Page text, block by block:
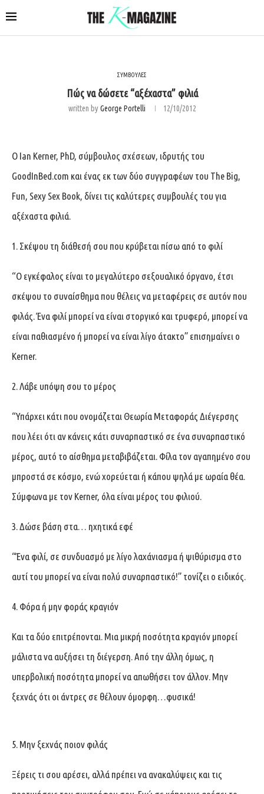
ΣΥΜΒΟΥΛΕΣ
Πώς να δώσετε “αξέχαστα” φιλιά
written byGeorge Portelli 12/10/2012
Ο Ian Kerner, PhD, σύμβουλος σχέσεων, ιδρυτής του
GoodInBed.com και ένας εκ των δύο συγγραφέων του The Big,
Fun, Sexy Sex Book, δίνει τις καλύτερες συμβουλές του για
αξέχαστα φιλιά.
1. Σκέψου τη διάθεσή σου που κρύβεται πίσω από το φιλί
“Ο εγκέφαλος είναι το μεγαλύτερο σεξουαλικό όργανο, έτσι
σκέψου το συναίσθημα που θέλεις να μεταφέρεις σε αυτόν που
φιλάς. Ένα φιλί μπορεί να είναι στοργικό και τρυφερό, μπορεί να
είναι παθιασμένο ή μπορεί να είναι λίγο άτακτο” επισημαίνει ο
Kerner.
2. Λάβε υπόψη σου το μέρος
“Υπάρχει κάτι που ονομάζεται Θεωρία Μεταφοράς Διέγερσης
που λέει ότι αν κάνεις κάτι συναρπαστικό σε ένα συναρπαστικό
μέρος, αυτό το αίσθημα μεταβιβάζεται. Φίλα τον αγαπημένο σου
μπροστά σε κόσμο, ενώ χορεύεται ή κάπου ψηλά με ωραία θέα.
Σύμφωνα με τον Kerner, όλα είναι μέρος του φιλιού.
3. Δώσε βάση στα… ηχητικά εφέ
“Ένα φιλί, σε συνδυασμό με λίγο λαχάνιασμα ή ψιθύρισμα στο
αυτί του μπορεί να είναι πολύ συναρπαστικό!” τονίζει ο ειδικός.
4. Φόρα ή μην φοράς κραγιόν
Και τα δύο επιτρέπονται. Μια μικρή ποσότητα κραγιόν μπορεί
μάλιστα να αυξήσει τη διέγερση. Από την άλλη όμως, η
υπερβολική ποσότητα μπορεί να απωθήσει τον άλλον. Μην
ξεχνάς ότι οι άντρες σε θέλουν όμορφη…φυσικά!
5. Μην ξεχνάς ποιον φιλάς
Ξέρεις τι σου αρέσει, αλλά πρέπει να ανακαλύψεις και τις